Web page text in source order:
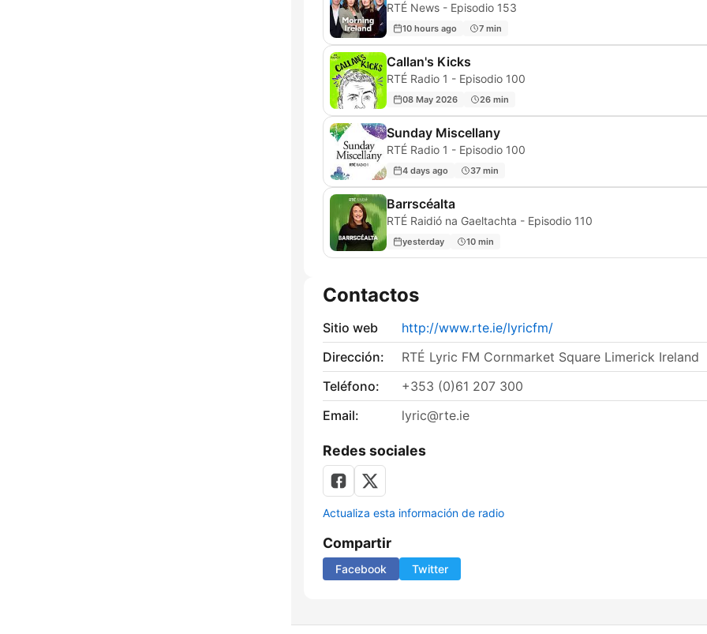
RTÉ News - Episodio 153
10 hours ago 7 min
Callan's Kicks
RTÉ Radio 1 - Episodio 100
08 May 2026 26 min
Sunday Miscellany
RTÉ Radio 1 - Episodio 100
4 days ago 37 min
Barrscéalta
RTÉ Raidió na Gaeltachta - Episodio 110
yesterday 10 min
Contactos
Sitio web
http://www.rte.ie/lyricfm/
Dirección:
RTÉ Lyric FM Cornmarket Square Limerick Ireland
Teléfono:
+353 (0)61 207 300
Email:
lyric@rte.ie
Redes sociales
Actualiza esta información de radio
Compartir
Facebook Twitter